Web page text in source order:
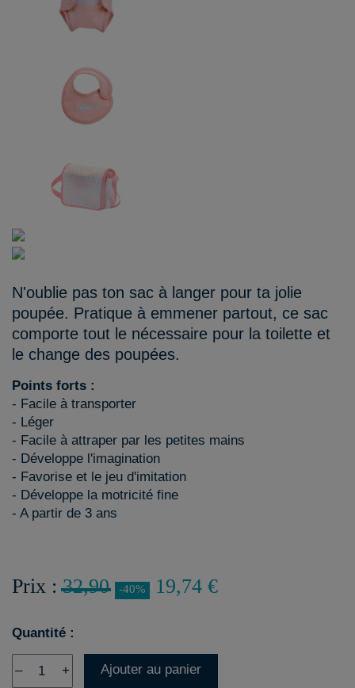
N'oublie pas ton sac à langer pour ta jolie
poupée. Pratique à emmener partout, ce sac
comporte tout le nécessaire pour la toilette et
le change des poupées.
Points forts :
- Facile à transporter
- Léger
- Facile à attraper par les petites mains
- Développe l'imagination
- Favorise et le jeu d'imitation
- Développe la motricité fine
- A partir de 3 ans
Prix :32,90 -40% 19,74 €
Quantité :
– + Ajouter au panier